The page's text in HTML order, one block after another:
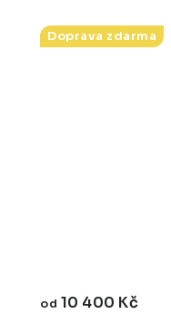
Doprava zdarma
od 10 400 Kč